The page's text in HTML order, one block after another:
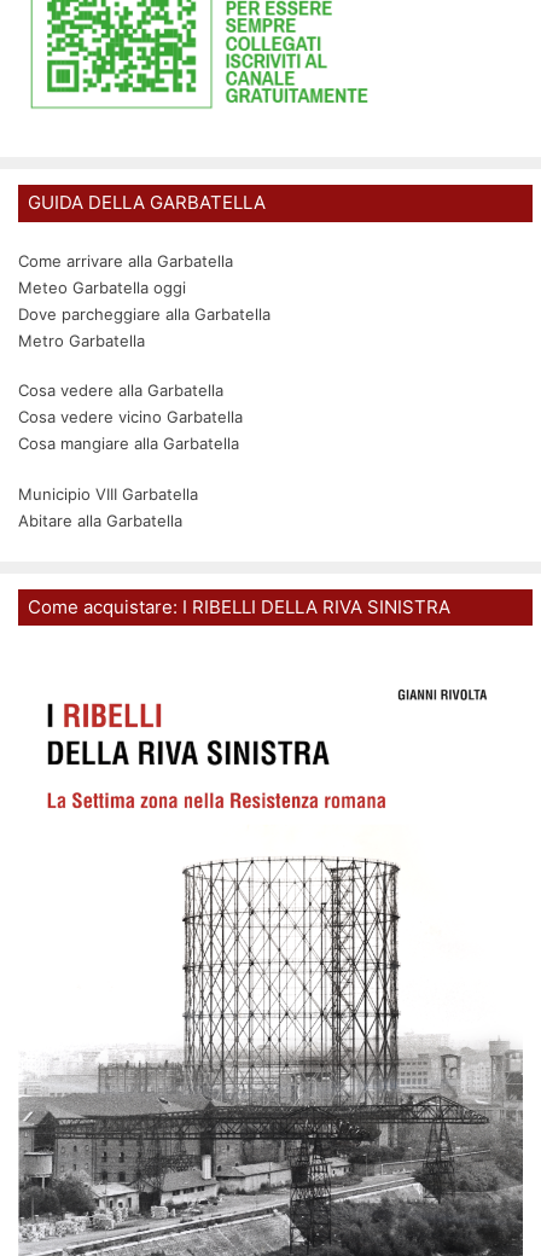
GUIDA DELLA GARBATELLA
Come arrivare alla Garbatella
Meteo Garbatella oggi
Dove parcheggiare alla Garbatella
Metro Garbatella
Cosa vedere alla Garbatella
Cosa vedere vicino Garbatella
Cosa mangiare alla Garbatella
Municipio VIII Garbatella
Abitare alla Garbatella
Come acquistare: I RIBELLI DELLA RIVA SINISTRA